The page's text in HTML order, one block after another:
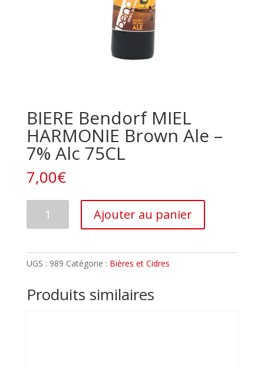
BIERE Bendorf MIEL
HARMONIE Brown Ale –
7% Alc 75CL
7,00€
MIEL
Brown
Ale
Ajouter au panier
UGS : 989 Catégorie : Bières et Cidres
Produits similaires